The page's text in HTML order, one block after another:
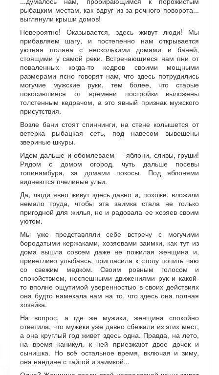
рыбацким местам, как вдруг из-за речного поворота...
выглянули крыши домов!
Невероятно! Оказывается, здесь живут люди! Мы
прибавляем шагу, и постепенно нам открывается
уютная поляна с несколькими домами и баней,
стоящими у самой реки. Встречающиеся нам пни от
поваленных когда-то кедров своими мощными
размерами ясно говорят нам, что здесь потрудились
могучие мужские руки, тем более, что старые
покосившиеся от времени постройки выложены
толстенным кедрачом, а это явный признак мужского
присутствия.
Возле бани стоят спиннинги, на стене колышется от
ветерка рыбацкая сеть, под навесом вывешены
звериные шкуры.
Идем дальше и обомлеваем — яблони, сливы, груши!
Рядом с домом огород, чуть дальше посевы
топинамбура, за домами покосы. Под яблонями
виднеются пчелиные ульи.
Да, люди явно живут здесь давно и, похоже, вложили
немало труда, чтобы эта заимка стала не только
пригодной для жилья, но и радовала ее хозяев своим
уютом.
Мы уже представляли себе встречу с могучими
бородатыми кержаками, хозяевами заимки, как тут из
дома вышла совсем даже не пожилая женщина и,
приветливо улыбаясь, пригласила к столу попить чаю
со свежим медком. Своим ровным голосом и
спокойствием, неспешными движениями рук и какой-
то вполне ощутимой уверенностью в своих действиях
она будто намекала нам на то, что здесь она полная
хозяйка.
На вопрос, а где же мужики, женщина спокойно
ответила, что мужики уже давно сбежали из этих мест,
а она круглый год живет здесь одна. Правда, на лето,
на время каникул, к ней приезжают двое дочек и
сынишка. Но всё остальное время, включая и зиму,
она наедине с тайгой и заимкой...